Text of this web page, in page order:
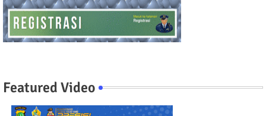
Featured Video